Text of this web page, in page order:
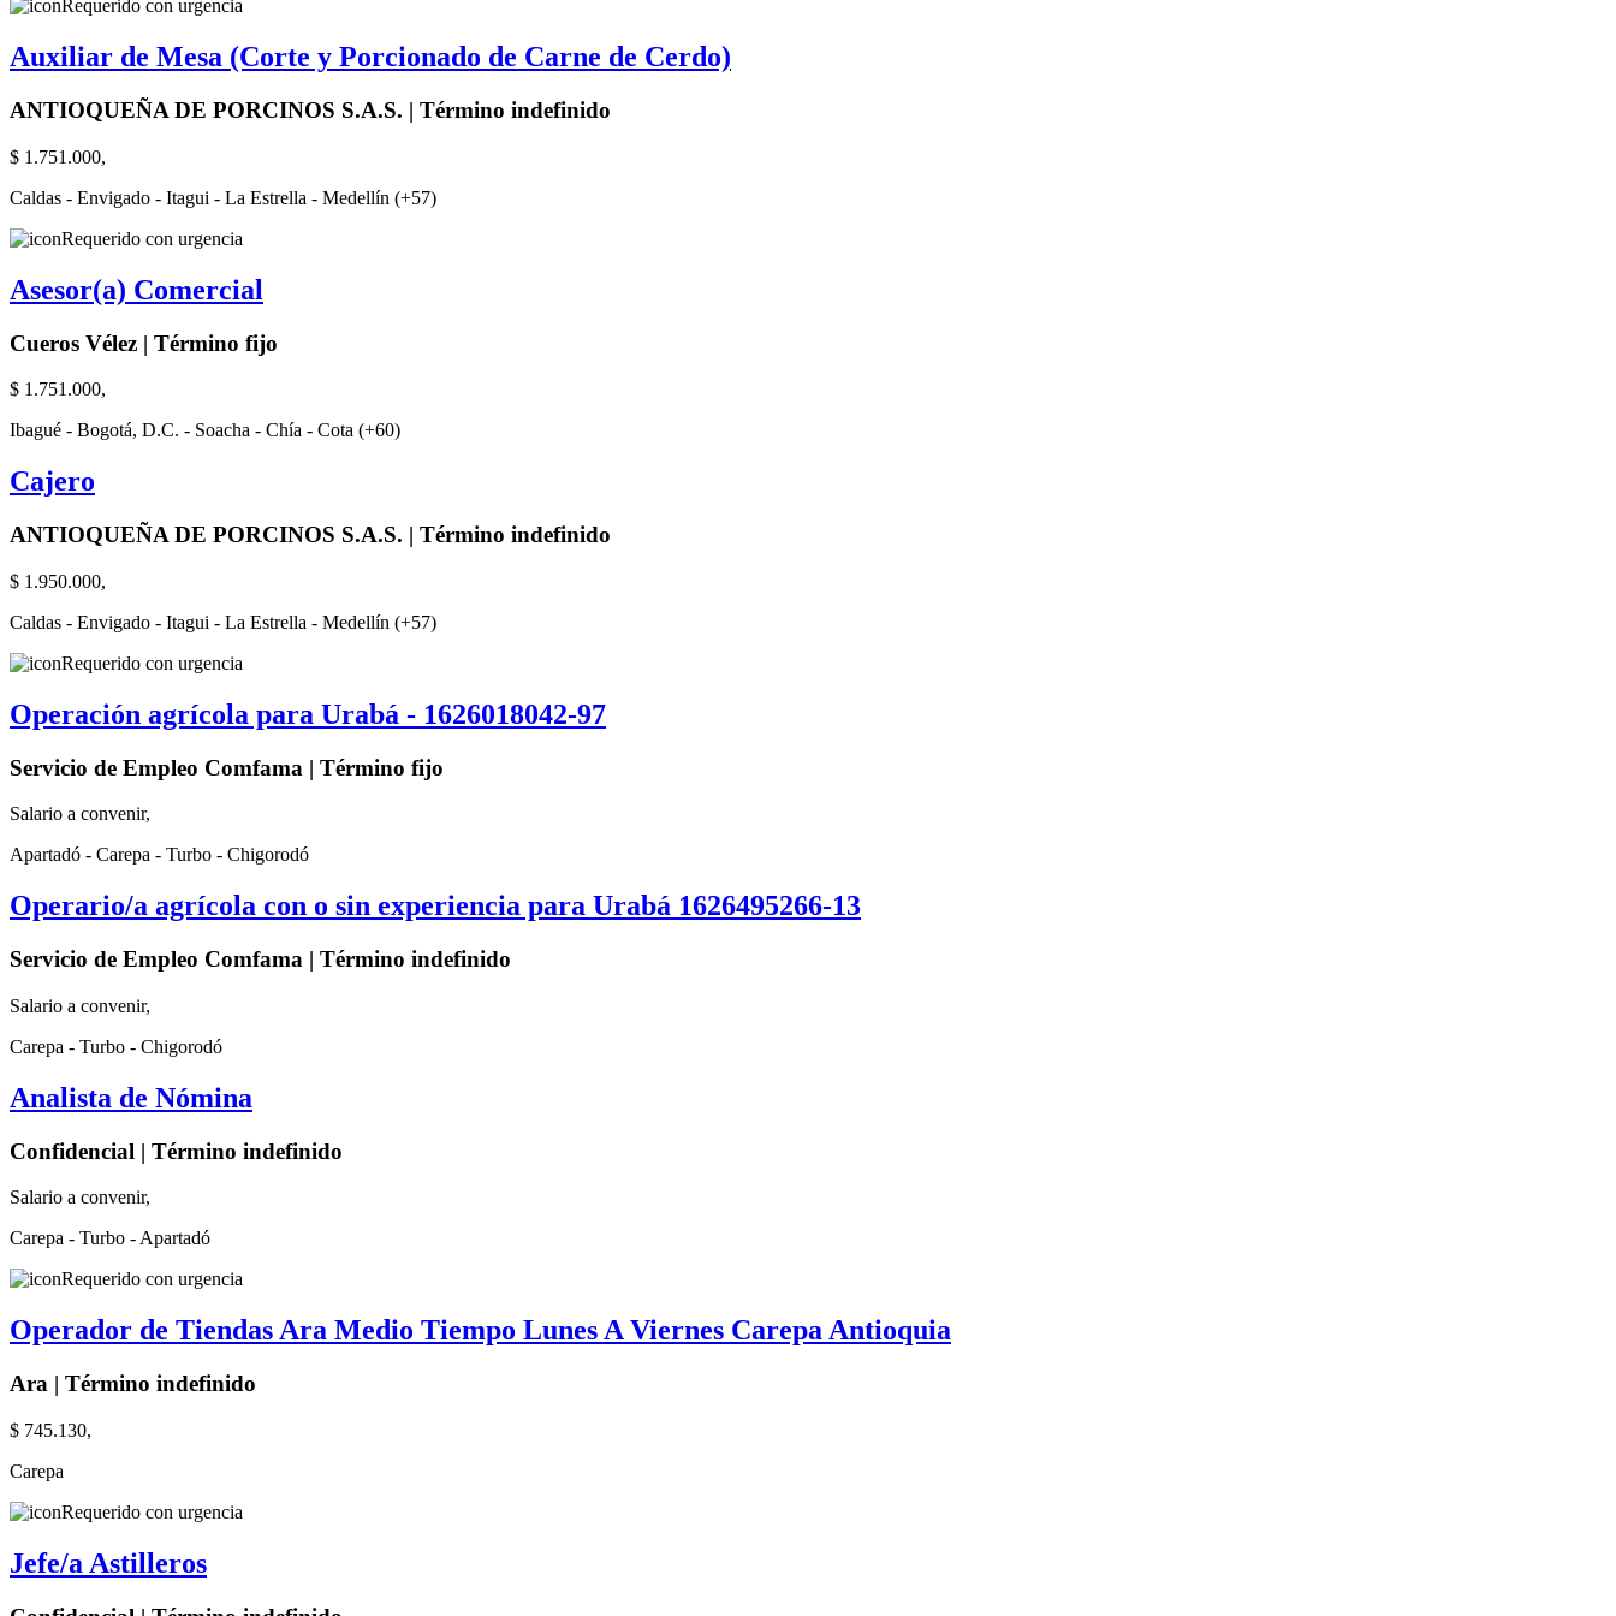
Requerido con urgencia
Auxiliar de Mesa (Corte y Porcionado de Carne de Cerdo)
ANTIOQUEÑA DE PORCINOS S.A.S. | Término indefinido
$ 1.751.000,
Caldas - Envigado - Itagui - La Estrella - Medellín (+57)
Requerido con urgencia
Asesor(a) Comercial
Cueros Vélez | Término fijo
$ 1.751.000,
Ibagué - Bogotá, D.C. - Soacha - Chía - Cota (+60)
Cajero
ANTIOQUEÑA DE PORCINOS S.A.S. | Término indefinido
$ 1.950.000,
Caldas - Envigado - Itagui - La Estrella - Medellín (+57)
Requerido con urgencia
Operación agrícola para Urabá - 1626018042-97
Servicio de Empleo Comfama | Término fijo
Salario a convenir,
Apartadó - Carepa - Turbo - Chigorodó
Operario/a agrícola con o sin experiencia para Urabá 1626495266-13
Servicio de Empleo Comfama | Término indefinido
Salario a convenir,
Carepa - Turbo - Chigorodó
Analista de Nómina
Confidencial | Término indefinido
Salario a convenir,
Carepa - Turbo - Apartadó
Requerido con urgencia
Operador de Tiendas Ara Medio Tiempo Lunes A Viernes Carepa Antioquia
Ara | Término indefinido
$ 745.130,
Carepa
Requerido con urgencia
Jefe/a Astilleros